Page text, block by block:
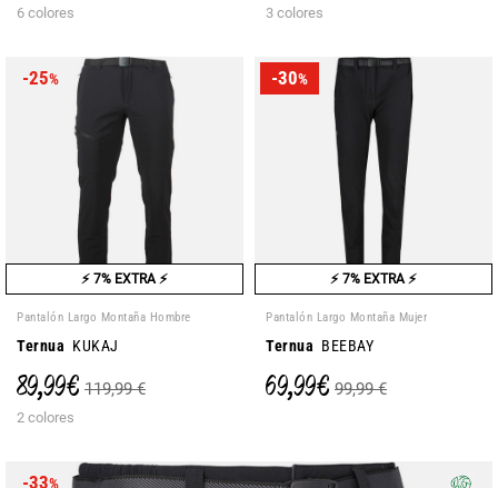
6 colores 3 colores
-25%
⚡ 7% EXTRA ⚡
Pantalón Largo Montaña Hombre
Ternua KUKAJ
89,99 € 119,99 €
2 colores
-30%
⚡ 7% EXTRA ⚡
Pantalón Largo Montaña Mujer
Ternua BEEBAY
69,99 € 99,99 €
-33%